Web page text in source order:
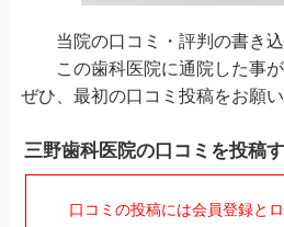
当院の口コミ・評判の書き込
この歯科医院に通院した事が
ぜひ、最初の口コミ投稿をお願い
三野歯科医院の口コミを投稿
口コミの投稿には会員登録と